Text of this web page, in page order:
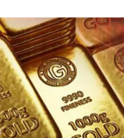
SPOR
MAGAZİN